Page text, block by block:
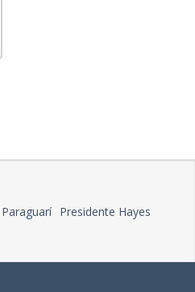
Paraguarí Presidente Hayes